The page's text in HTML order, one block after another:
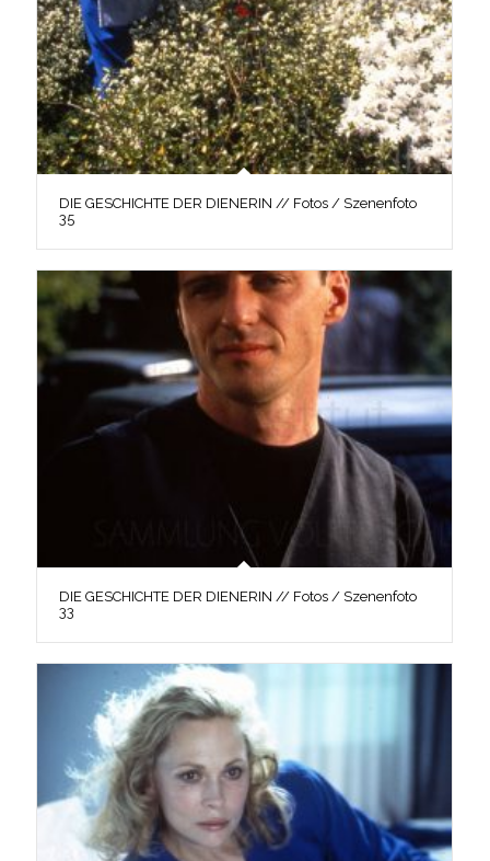
DIE GESCHICHTE DER DIENERIN // Fotos / Szenenfoto
35
DIE GESCHICHTE DER DIENERIN // Fotos / Szenenfoto
33